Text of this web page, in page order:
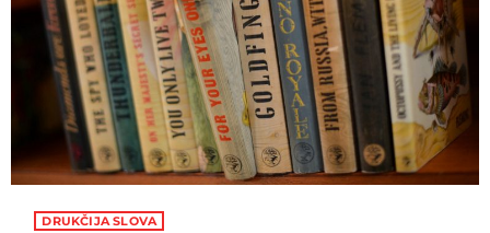
DRUKČIJA SLOVA